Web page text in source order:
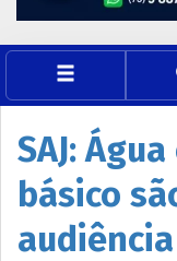
SAJ:
básico